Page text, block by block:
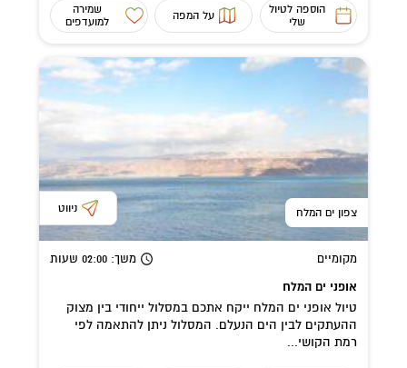
הוספה לטיול
שלי
על המפה
שמירה
למועדפים
צפון ים המלח ניווט
מקומיים משך: 02:00 שעות
אופני ים המלח
טיול אופני ים המלח ייקח אתכם במסלול ייחודי בין מצוק
ההעתקים לבין הים הנעלם. המסלול ניתן להתאמה לפי
רמת הקושי...